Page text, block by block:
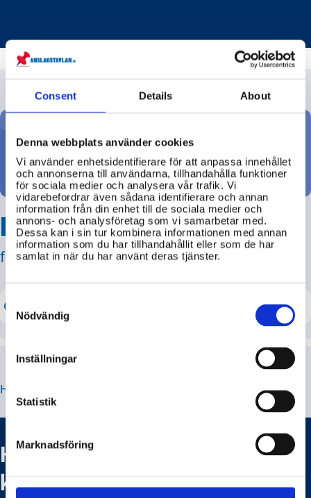
Consent Details About
Denna webbplats använder cookies
Vi använder enhetsidentifierare för att anpassa innehållet
och annonserna till användarna, tillhandahålla funktioner
för sociala medier och analysera vår trafik. Vi
vidarebefordrar även sådana identifierare och annan
information från din enhet till de sociala medier och
annons- och analysföretag som vi samarbetar med.
Dessa kan i sin tur kombinera informationen med annan
information som du har tillhandahållit eller som de har
samlat in när du har använt deras tjänster.
Selection
Nödvändig
Inställningar
Statistik
Marknadsföring
Ställ din fråga
Hitta svar på din fråga
från svenska myndigheter!
HITTA JUST DE FRÅGOR DU LETAR EFTER
Hur påverkas skogsbruket av
klimatförändringar?